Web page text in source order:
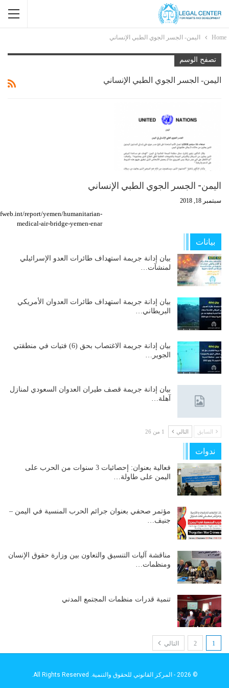
Home اليمن- الجسر الجوي الطبي الإنساني
تصفح الوسم
اليمن- الجسر الجوي الطبي الإنساني
اليمن- الجسر الجوي الطبي الإنساني
سبتمبر 18, 2018
report/yemen/humanitarian-
medical-air-bridge-yemen-enar
بيانات
بيان إدانة جريمة استهداف طائرات العدو الإسرائيلي
لمنشآت…
بيان إدانة جريمة استهداف طائرات العدوان الأمريكي
البريطاني…
بيان إدانة جريمة الاغتصاب بحق (6) فتيات في منطقتي
الجوير…
بيان إدانة جريمة قصف طيران العدوان السعودي لمنازل
آهلة…
السابق التالي 1 من 26
ندوات
فعالية بعنوان: إحصائيات 3 سنوات من الحرب على
اليمن على طاولة…
مؤتمر صحفي بعنوان جرائم الحرب المنسية في اليمن –
جنيف…
مناقشة آليات التنسيق والتعاون بين وزارة حقوق الإنسان
ومنظمات…
تنمية قدرات منظمات المجتمع المدني
1
2 التالي
© 2026 - المركز القانوني للحقوق والتنمية. All Rights Reserved.